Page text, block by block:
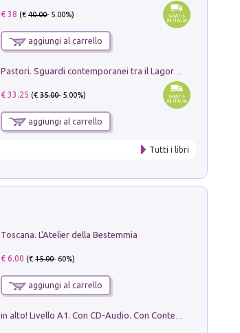
€ 38 (€40.00- 5.00%)
aggiungi al carrello
€ 33.25 (€35.00- 5.00%)
aggiungi al carrello
Tutti i libri
Toscana. L'Atelier della Bestemmia
€ 6.00 (€15.00- 60%)
aggiungi al carrello